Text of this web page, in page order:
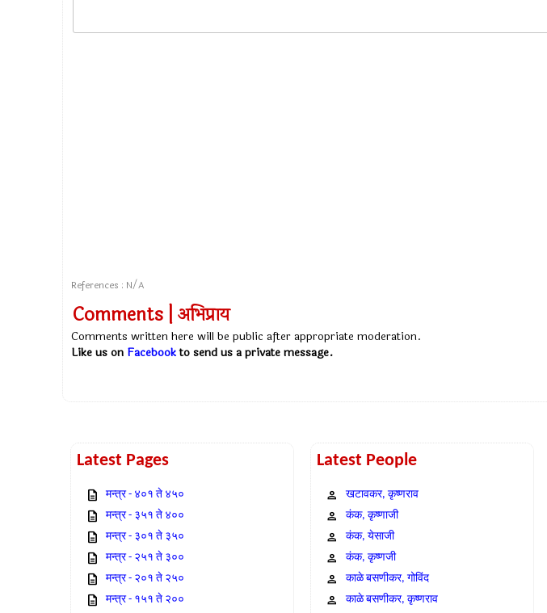
References : N/A
Comments | अभिप्राय
Comments written here will be public after appropriate moderation.
Like us on Facebookto send us a private message.
Latest Pages
मन्त्र - ४०१ ते ४५०
मन्त्र - ३५१ ते ४००
मन्त्र - ३०१ ते ३५०
मन्त्र - २५१ ते ३००
मन्त्र - २०१ ते २५०
मन्त्र - १५१ ते २००
Latest People
खटावकर, कृष्णराव
कंक, कृष्णाजी
कंक, येसाजी
कंक, कृष्णजी
काळे बसणीकर, गोविंद
काळे बसणीकर, कृष्णराव